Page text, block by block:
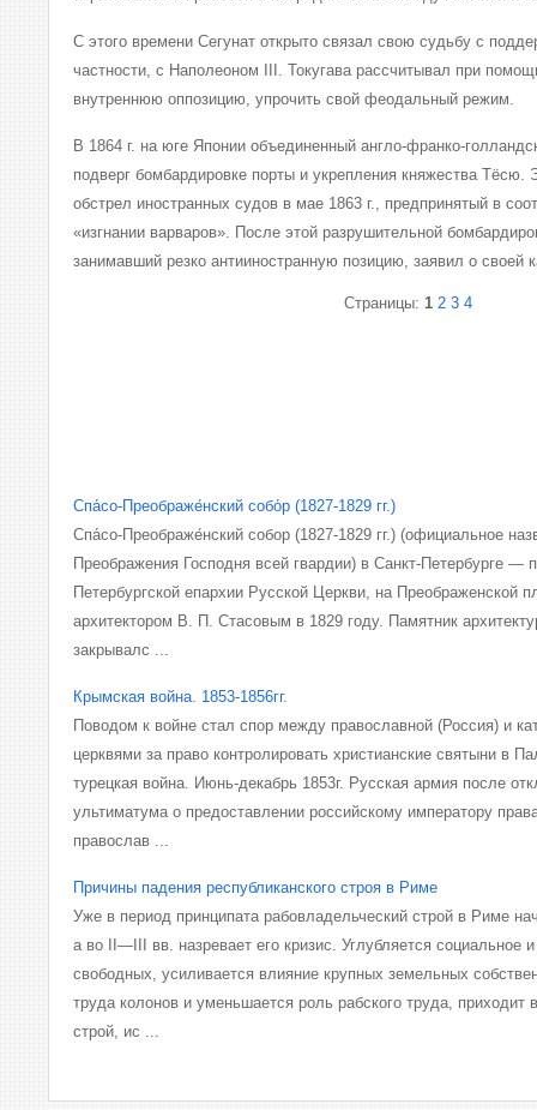
С этого времени Сегунат открыто связал свою судьбу с
частности, с Наполеоном III. Токугава рассчитывал при
внутреннюю оппозицию, упрочить свой феодальный режим.
В 1864 г. на юге Японии объединенный англо-франко-
подверг бомбардировке порты и укрепления княжества Тёсю.
обстрел иностранных судов в мае 1863 г., предпринятый в
«изгнании варваров». После этой разрушительной
занимавший резко антииностранную позицию, заявил о своей
Страницы: 1 2 3 4
Спа́со-Преображе́нский собо́р (1827-1829 гг.)
Спа́со-Преображе́нский собор (1827-1829 гг.) (официальное
Преображения Господня всей гвардии) в Санкт-Петербурге —
Петербургской епархии Русской Церкви, на Преображенской
архитектором В. П. Стасовым в 1829 году. Памятник
закрывалс ...
Крымская война. 1853-1856гг.
Поводом к войне стал спор между православной (Россия) и
церквями за право контролировать христианские святыни в
турецкая война. Июнь-декабрь 1853г. Русская армия после
ультиматума о предоставлении российскому императору
православ ...
Причины падения республиканского строя в Риме
Уже в период принципата рабовладельческий строй в Риме
а во II—III вв. назревает его кризис. Углубляется социальное
свободных, усиливается влияние крупных земельных
труда колонов и уменьшается роль рабского труда, приходит
строй, ис ...